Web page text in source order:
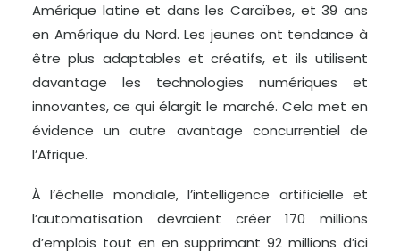
Amérique latine et dans les Caraïbes, et 39 ans
en Amérique du Nord. Les jeunes ont tendance à
être plus adaptables et créatifs, et ils utilisent
davantage les technologies numériques et
innovantes, ce qui élargit le marché. Cela met en
évidence un autre avantage concurrentiel de
l’Afrique.
À l’échelle mondiale, l’intelligence artificielle et
l’automatisation devraient créer 170 millions
d’emplois tout en en supprimant 92 millions d’ici